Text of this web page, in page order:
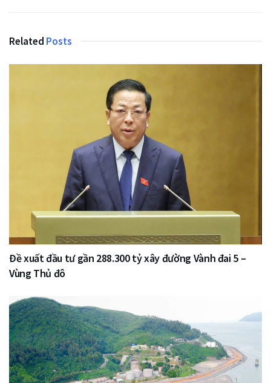
Related Posts
Đề xuất đầu tư gần 288.300 tỷ xây đường Vành đai 5 –
Vùng Thủ đô